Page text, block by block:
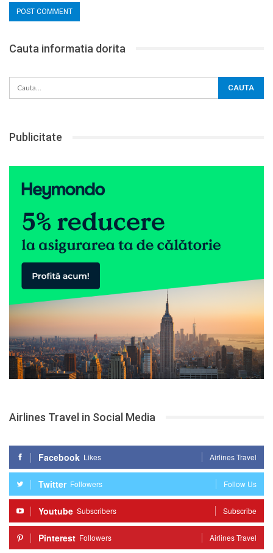
Cauta informatia dorita
Publicitate
Airlines Travel in Social Media
Facebook Likes Airlines Travel
Twitter Followers Follow Us
Youtube Subscribers Subscribe
Pinterest Followers Airlines Travel